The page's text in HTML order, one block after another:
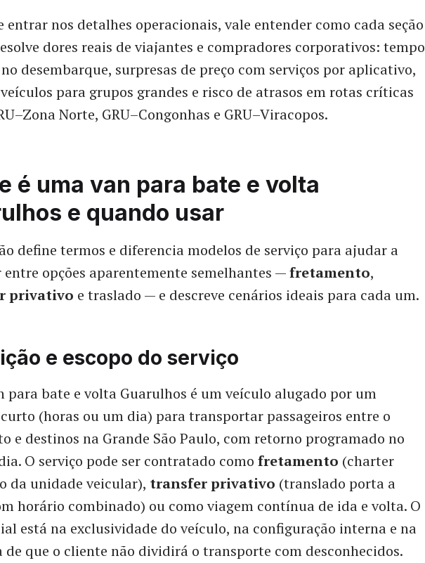
entrar nos detalhes operacionais, vale entender como cada seção
dores reais de viajantes e compradores corporativos: tempo
desembarque, surpresas de preço com serviços por aplicativo,
para grupos grandes e risco de atrasos em rotas críticas
Norte, GRU–Congonhas e GRU–Viracopos.
é uma van para bate e volta
e quando usar
define termos e diferencia modelos de serviço para ajudar a
entre opções aparentemente semelhantes —fretamento,
privativo e traslado — e descreve cenários ideais para cada um.
e escopo do serviço
para bate e volta Guarulhos é um veículo alugado por um
(horas ou um dia) para transportar passageiros entre o
e destinos na Grande São Paulo, com retorno programado no
O serviço pode ser contratado como fretamento (charter
da unidade veicular), transfer privativo (translado porta a
horário combinado) ou como viagem contínua de ida e volta. O
está na exclusividade do veículo, na configuração interna e na
de que o cliente não dividirá o transporte com desconhecidos.